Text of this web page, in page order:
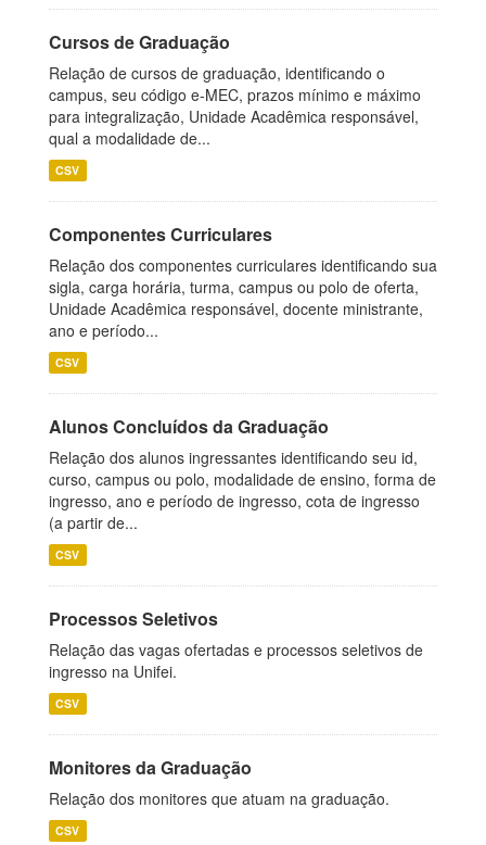
Cursos de Graduação
Relação de cursos de graduação, identificando o
campus, seu código e-MEC, prazos mínimo e máximo
para integralização, Unidade Acadêmica responsável,
qual a modalidade de...
CSV
Componentes Curriculares
Relação dos componentes curriculares identificando sua
sigla, carga horária, turma, campus ou polo de oferta,
Unidade Acadêmica responsável, docente ministrante,
ano e período...
CSV
Alunos Concluídos da Graduação
Relação dos alunos ingressantes identificando seu id,
curso, campus ou polo, modalidade de ensino, forma de
ingresso, ano e período de ingresso, cota de ingresso
(a partir de...
CSV
Processos Seletivos
Relação das vagas ofertadas e processos seletivos de
ingresso na Unifei.
CSV
Monitores da Graduação
Relação dos monitores que atuam na graduação.
CSV